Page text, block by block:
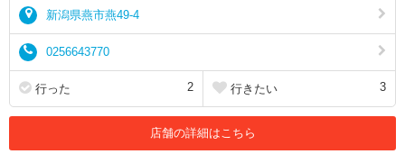
新潟県燕市燕49-4
0256643770
行った 2 行きたい 3
店舗の詳細はこちら